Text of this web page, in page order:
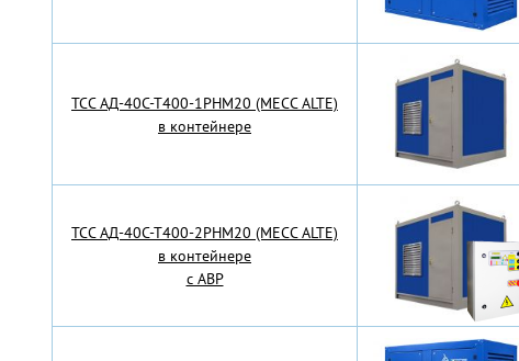
TCC АД-40С-Т400-1РНМ20 (MECC ALTE)
в контейнере
TCC АД-40С-Т400-2РНМ20 (MECC ALTE)
в контейнере
с АВР